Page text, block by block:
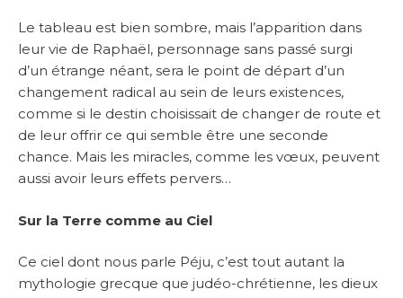
Le tableau est bien sombre, mais l’apparition dans
leur vie de Raphaël, personnage sans passé surgi
d’un étrange néant, sera le point de départ d’un
changement radical au sein de leurs existences,
comme si le destin choisissait de changer de route et
de leur offrir ce qui semble être une seconde
chance. Mais les miracles, comme les vœux, peuvent
aussi avoir leurs effets pervers…
Sur la Terre comme au Ciel
Ce ciel dont nous parle Péju, c’est tout autant la
mythologie grecque que judéo-chrétienne, les dieux